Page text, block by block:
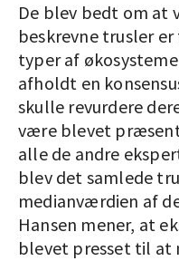
De blev bedt om at
beskrevne trusler
typer af
afholdt en
skulle revurdere
være blevet
alle de andre
blev det samlede
medianværdien af
Hansen mener, at
blevet presset til at